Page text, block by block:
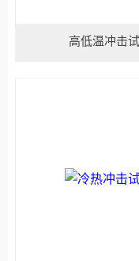
高低温冲击